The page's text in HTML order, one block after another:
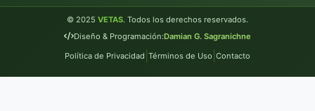
© 2025 VETAS. Todos los derechos reservados.
Diseño & Programación:Damian G. Sagranichne
Política de Privacidad Términos de Uso Contacto